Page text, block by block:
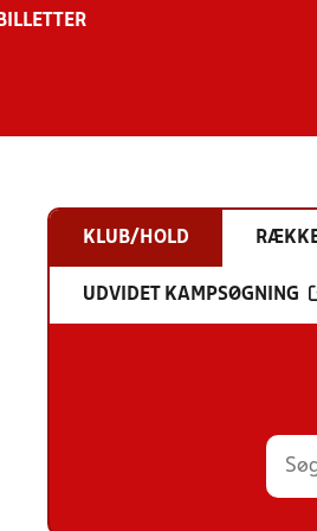
KLUB/HOLD
UDVIDET KAMPSØGNING